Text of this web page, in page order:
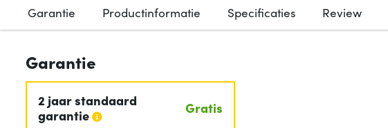
Garantie Productinformatie Specificaties Review
Garantie
2 jaar standaard
garantie
Gratis